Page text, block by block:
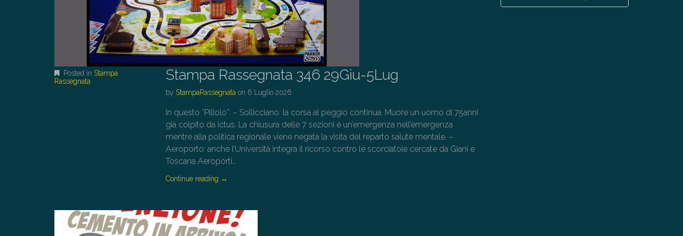
Posted in Stampa
Rassegnata
Stampa Rassegnata 346 29Giu-5Lug
by StampaRassegnata on 6 Luglio 2026
In questo “Pillolo”: – Sollicciano: la corsa al peggio continua. Muore un uomo di 75anni
già colpito da ictus. La chiusura delle 7 sezioni è un’emergenza nell’emergenza
mentre alla politica regionale viene negata la visita del reparto salute mentale. –
Aeroporto: anche l’Università integra il ricorso contro le scorciatoie cercate da Giani e
Toscana Aeroporti…
Continue reading →